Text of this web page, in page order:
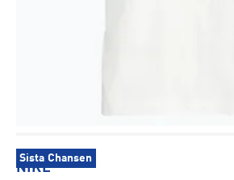
Sista Chansen
NIKE